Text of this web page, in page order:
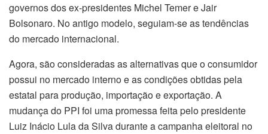
governos dos ex-presidentes Michel Temer e Jair
Bolsonaro. No antigo modelo, seguiam-se as tendências
do mercado internacional.
Agora, são consideradas as alternativas que o consumidor
possui no mercado interno e as condições obtidas pela
estatal para produção, importação e exportação. A
mudança do PPI foi uma promessa feita pelo presidente
Luiz Inácio Lula da Silva durante a campanha eleitoral no